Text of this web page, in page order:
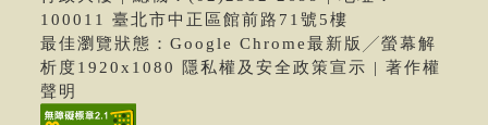
100011 臺北市中正區館前路71號5樓
最佳瀏覽狀態：Google Chrome最新版╱螢幕解
析度1920x1080 隱私權及安全政策宣示 | 著作權
聲明